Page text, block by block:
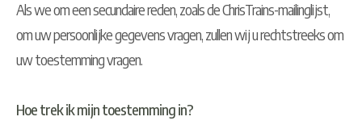
Als we om een secundaire reden, zoals de ChrisTrains-mailinglijst,
om uw persoonlijke gegevens vragen, zullen wij u rechtstreeks om
uw toestemming vragen.
Hoe trek ik mijn toestemming in?